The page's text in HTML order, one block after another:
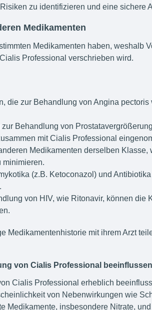
zu identifizieren und eine sichere
Medikamenten
Medikamenten haben, weshalb
Professional verschrieben wird.
die zur Behandlung von Angina
Behandlung von
mit Cialis Professional
Medikamenten derselben
minimieren.
(z.B. Ketoconazol) und
von HIV, wie Ritonavir, können
Medikamentenhistorie mit ihrem Arzt
von Cialis Professional
Cialis Professional erheblich
von Nebenwirkungen wie
Medikamente, insbesondere Nitrate,